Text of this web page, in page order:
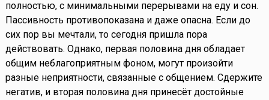
полностью, с минимальными перерывами на еду и сон.
Пассивность противопоказана и даже опасна. Если до
сих пор вы мечтали, то сегодня пришла пора
действовать. Однако, первая половина дня обладает
общим неблагоприятным фоном, могут произойти
разные неприятности, связанные с общением. Сдержите
негатив, и вторая половина дня принесёт достойные